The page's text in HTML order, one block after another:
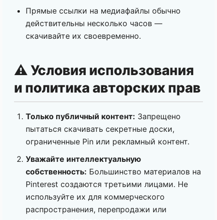
Прямые ссылки на медиафайлы обычно
действительны несколько часов —
скачивайте их своевременно.
⚠️ Условия использования
и политика авторских прав
Только публичный контент: Запрещено
пытаться скачивать секретные доски,
ограниченные Pin или рекламный контент.
Уважайте интеллектуальную
собственность: Большинство материалов на
Pinterest создаются третьими лицами. Не
используйте их для коммерческого
распространения, перепродажи или